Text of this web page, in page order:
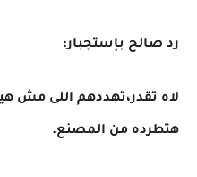
رد صالح بإستجبار:
لاه تقدر،تهددهم اللى مش
هتطرده من المصنع.